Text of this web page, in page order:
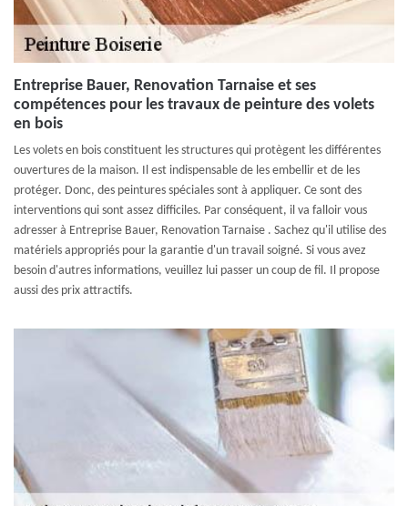
Entreprise Bauer, Renovation Tarnaise et ses
compétences pour les travaux de peinture des volets
en bois
Les volets en bois constituent les structures qui protègent les différentes
ouvertures de la maison. Il est indispensable de les embellir et de les
protéger. Donc, des peintures spéciales sont à appliquer. Ce sont des
interventions qui sont assez difficiles. Par conséquent, il va falloir vous
adresser à Entreprise Bauer, Renovation Tarnaise . Sachez qu'il utilise des
matériels appropriés pour la garantie d'un travail soigné. Si vous avez
besoin d'autres informations, veuillez lui passer un coup de fil. Il propose
aussi des prix attractifs.